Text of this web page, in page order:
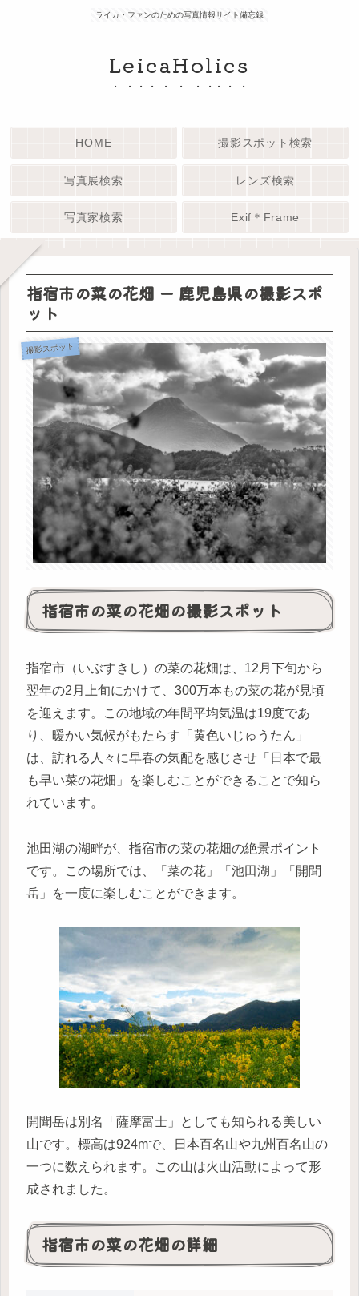
ライカ・ファンのための写真情報サイト備忘録
LeicaHolics
HOME 撮影スポット検索
写真展検索 レンズ検索
写真家検索 Exif＊Frame
指宿市の菜の花畑 ー 鹿児島県の撮影スポ
ット
撮影スポット
指宿市の菜の花畑の撮影スポット
指宿市（いぶすきし）の菜の花畑は、12月下旬から
翌年の2月上旬にかけて、300万本もの菜の花が見頃
を迎えます。この地域の年間平均気温は19度であ
り、暖かい気候がもたらす「黄色いじゅうたん」
は、訪れる人々に早春の気配を感じさせ「日本で最
も早い菜の花畑」を楽しむことができることで知ら
れています。
池田湖の湖畔が、指宿市の菜の花畑の絶景ポイント
です。この場所では、「菜の花」「池田湖」「開聞
岳」を一度に楽しむことができます。
開聞岳は別名「薩摩富士」としても知られる美しい
山です。標高は924mで、日本百名山や九州百名山の
一つに数えられます。この山は火山活動によって形
成されました。
指宿市の菜の花畑の詳細